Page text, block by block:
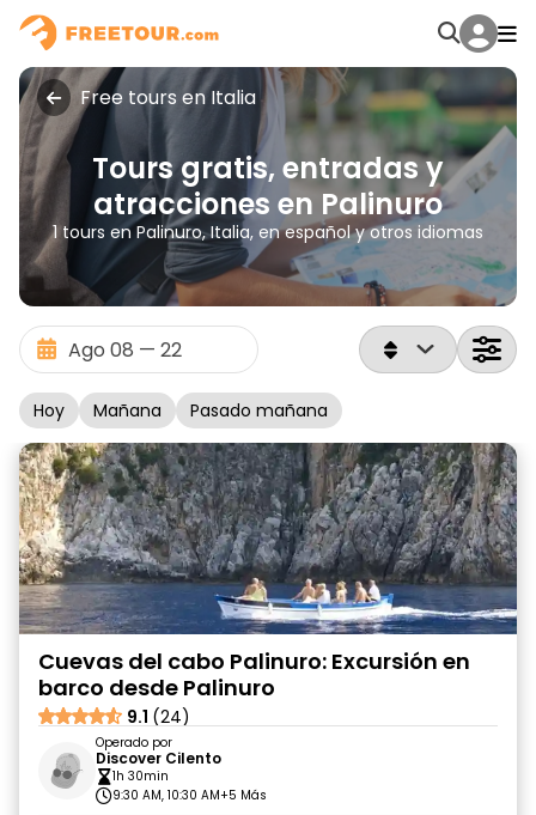
Free tours en Italia
Tours gratis, entradas y
atracciones en Palinuro
1 tours en Palinuro, Italia, en español y otros idiomas
Hoy Mañana Pasado mañana
Cuevas del cabo Palinuro: Excursión en
barco desde Palinuro
9.1 (24)
Operado por
Discover Cilento
1h 30min
9:30 AM, 10:30 AM+5 Más